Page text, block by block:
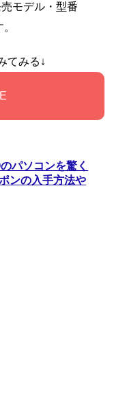
モデル・型番
てみる↓
パソコンを驚く
ンの入手方法や